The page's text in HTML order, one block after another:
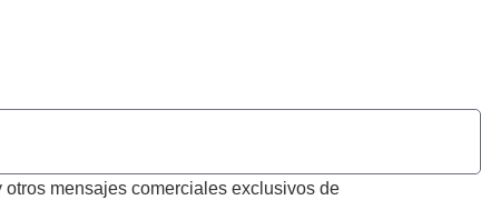
mensajes comerciales exclusivos de